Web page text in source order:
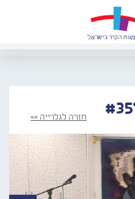
חזרה לגלרייה >>